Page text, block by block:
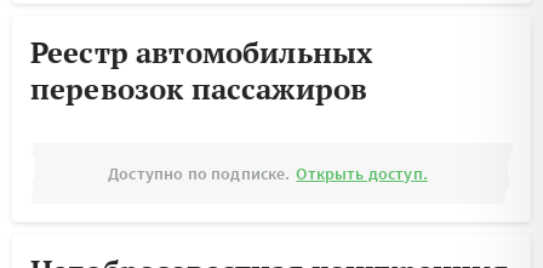
Реестр автомобильных
перевозок пассажиров
Доступно по подписке. Открыть доступ.